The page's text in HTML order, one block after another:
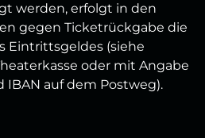
werden, erfolgt in den
gegen Ticketrückgabe die
Eintrittsgeldes (siehe
oder mit Angabe
IBAN auf dem Postweg).